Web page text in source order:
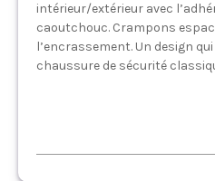
intérieur/extérieur avec
caoutchouc. Crampons
l’encrassement. Un design
chaussure de sécurité